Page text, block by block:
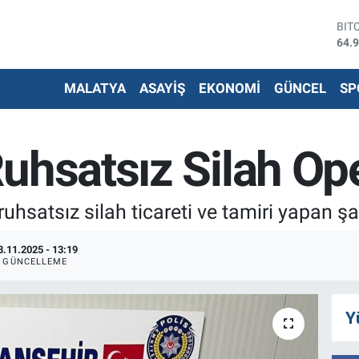
MALATYA ASAYİŞ EKONOMİ GÜNCEL
Silah
silah ticareti ve tamiri yapan
- 13:19
GÜNCELLEME